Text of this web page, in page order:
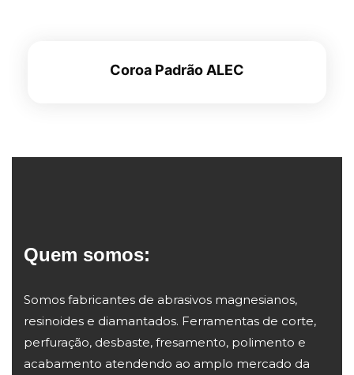
Coroa Padrão ALEC
Quem somos:
Somos fabricantes de abrasivos magnesianos,
resinoides e diamantados. Ferramentas de corte,
perfuração, desbaste, fresamento, polimento e
acabamento atendendo ao amplo mercado da